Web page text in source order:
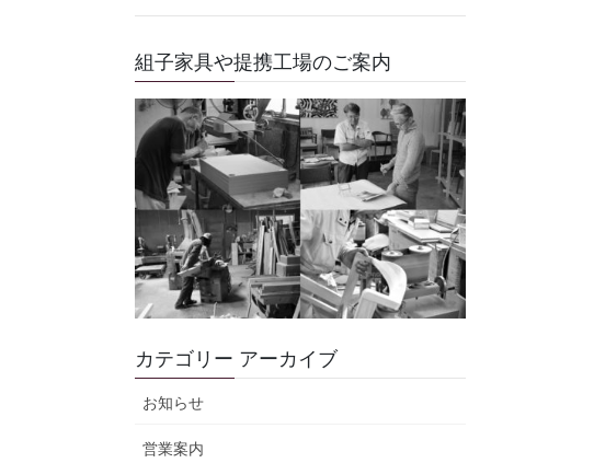
組子家具や提携工場のご案内
カテゴリー アーカイブ
お知らせ
営業案内